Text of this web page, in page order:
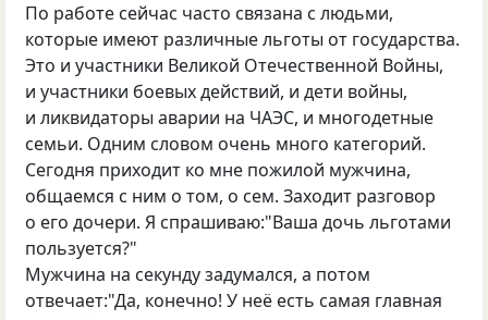
По работе сейчас часто связана с людьми,
которые имеют различные льготы от государства.
Это и участники Великой Отечественной Войны,
и участники боевых действий, и дети войны,
и ликвидаторы аварии на ЧАЭС, и многодетные
семьи. Одним словом очень много категорий.
Сегодня приходит ко мне пожилой мужчина,
общаемся с ним о том, о сем. Заходит разговор
о его дочери. Я спрашиваю:"Ваша дочь льготами
пользуется?"
Мужчина на секунду задумался, а потом
отвечает:"Да, конечно! У неё есть самая главная